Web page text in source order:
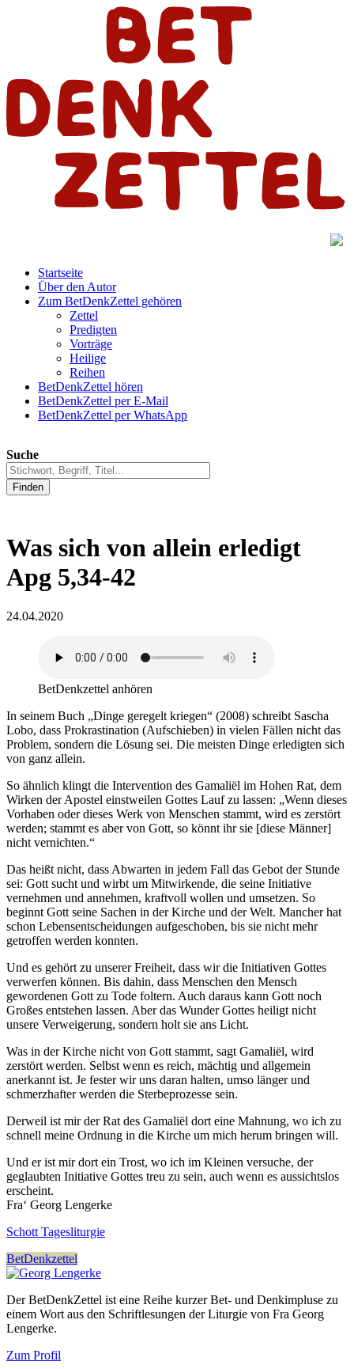
Startseite
Über den Autor
Zum BetDenkZettel gehören
Zettel
Predigten
Vorträge
Heilige
Reihen
BetDenkZettel hören
BetDenkZettel per E-Mail
BetDenkZettel per WhatsApp
Suche
Finden
Was sich von allein erledigt
Apg 5,34-42
24.04.2020
BetDenkzettel anhören
In seinem Buch „Dinge geregelt kriegen“ (2008) schreibt Sascha
Lobo, dass Prokrastination (Aufschieben) in vielen Fällen nicht das
Problem, sondern die Lösung sei. Die meisten Dinge erledigten sich
von ganz allein.
So ähnlich klingt die Intervention des Gamaliël im Hohen Rat, dem
Wirken der Apostel einstweilen Gottes Lauf zu lassen: „Wenn dieses
Vorhaben oder dieses Werk von Menschen stammt, wird es zerstört
werden; stammt es aber von Gott, so könnt ihr sie [diese Männer]
nicht vernichten.“
Das heißt nicht, dass Abwarten in jedem Fall das Gebot der Stunde
sei: Gott sucht und wirbt um Mitwirkende, die seine Initiative
vernehmen und annehmen, kraftvoll wollen und umsetzen. So
beginnt Gott seine Sachen in der Kirche und der Welt. Mancher hat
schon Lebensentscheidungen aufgeschoben, bis sie nicht mehr
getroffen werden konnten.
Und es gehört zu unserer Freiheit, dass wir die Initiativen Gottes
verwerfen können. Bis dahin, dass Menschen den Mensch
gewordenen Gott zu Tode foltern. Auch daraus kann Gott noch
Großes entstehen lassen. Aber das Wunder Gottes heiligt nicht
unsere Verweigerung, sondern holt sie ans Licht.
Was in der Kirche nicht von Gott stammt, sagt Gamaliël, wird
zerstört werden. Selbst wenn es reich, mächtig und allgemein
anerkannt ist. Je fester wir uns daran halten, umso länger und
schmerzhafter werden die Sterbeprozesse sein.
Derweil ist mir der Rat des Gamaliël dort eine Mahnung, wo ich zu
schnell meine Ordnung in die Kirche um mich herum bringen will.
Und er ist mir dort ein Trost, wo ich im Kleinen versuche, der
geglaubten Initiative Gottes treu zu sein, auch wenn es aussichtslos
erscheint.
Fra‘ Georg Lengerke
Schott Tagesliturgie
BetDenkzettel
Der BetDenkZettel ist eine Reihe kurzer Bet- und Denkimpluse zu
einem Wort aus den Schriftlesungen der Liturgie von Fra Georg
Lengerke.
Zum Profil